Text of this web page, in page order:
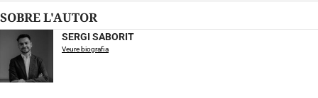
SOBRE L'AUTOR
SERGI SABORIT
Veure biografia